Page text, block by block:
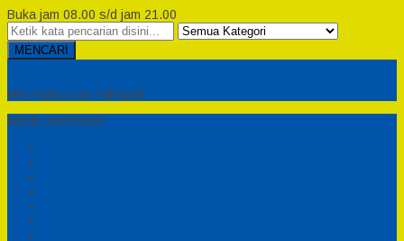
Buka jam 08.00 s/d jam 21.00
MENCARI
Min Haitsu Laa Yahtasib
MENU NAVIGASI